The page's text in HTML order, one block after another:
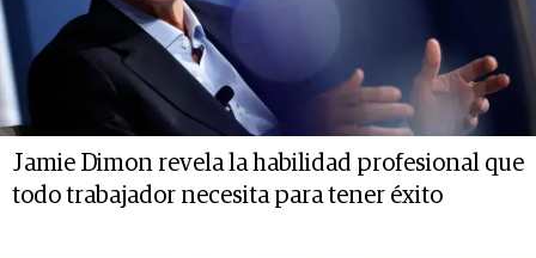
Jamie Dimon revela la habilidad profesional que
todo trabajador necesita para tener éxito